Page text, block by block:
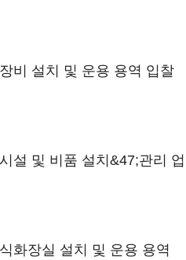
비 설치 및 운용 용역 입찰
설 및 비품 설치&47;관리 업
화장실 설치 및 운용 용역